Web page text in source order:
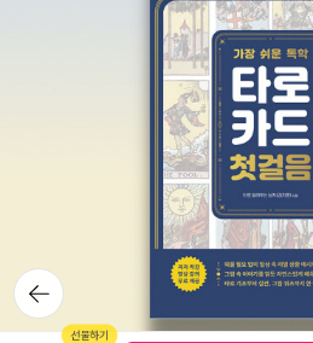
두드러졌다. 국가안보 자체보다 체제안
력들은 체제 유사성, 내정불간섭 원칙
가지 이유로 체제의 권위주의 성격이
보다 친중적인 입장을 취하게 된다.
뒤로가
기